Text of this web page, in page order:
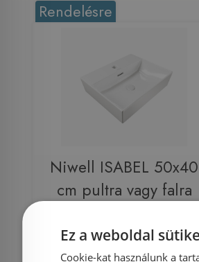
Rendelésre
Niwell ISABEL 50x40
cm pultra vagy falra
COMP-NWSZ-
Ez a weboldal
Cookie-kat használunk a